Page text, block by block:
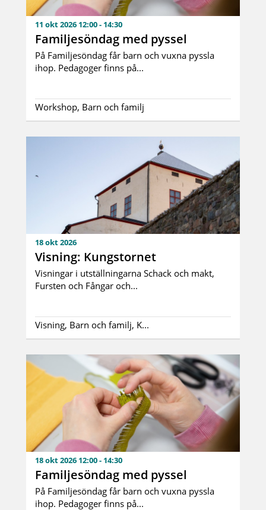
11 okt 2026 12:00 - 14:30
Familjesöndag med pyssel
På Familjesöndag får barn och vuxna pyssla
ihop. Pedagoger finns på...
Workshop, Barn och familj
18 okt 2026
Visning: Kungstornet
Visningar i utställningarna Schack och makt,
Fursten och Fångar och...
Visning, Barn och familj, K...
18 okt 2026 12:00 - 14:30
Familjesöndag med pyssel
På Familjesöndag får barn och vuxna pyssla
ihop. Pedagoger finns på...